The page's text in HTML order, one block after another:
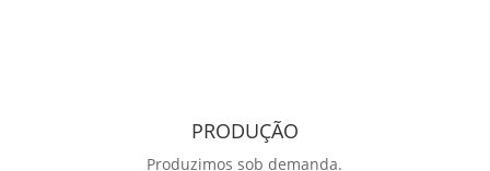
PRODUÇÃO
Produzimos sob demanda.